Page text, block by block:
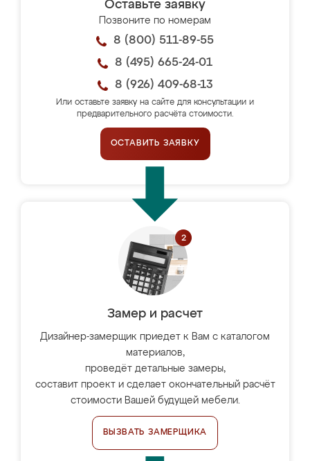
Оставьте заявку
Позвоните по номерам
8 (800) 511-89-55
8 (495) 665-24-01
8 (926) 409-68-13
Или оставьте заявку на сайте для консультации и
предварительного расчёта стоимости.
ОСТАВИТЬ ЗАЯВКУ
Замер и расчет
Дизайнер-замерщик приедет к Вам с каталогом
материалов,
проведёт детальные замеры,
составит проект и сделает окончательный расчёт
стоимости Вашей будущей мебели.
ВЫЗВАТЬ ЗАМЕРЩИКА